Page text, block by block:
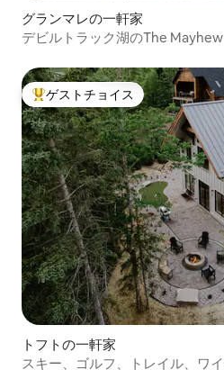
グランマレの一軒家
デビルトラック湖のThe Mayhew
大好評のゲストチョイスです。
ゲストチョイス
トフトの一軒家
スキー、ゴルフ、トレイル、ワ